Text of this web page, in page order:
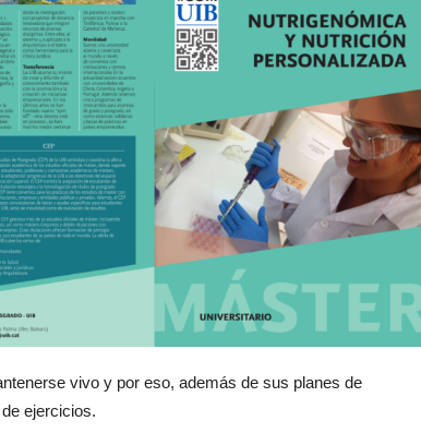
vivo y por eso, además de sus planes de
ejercicios.